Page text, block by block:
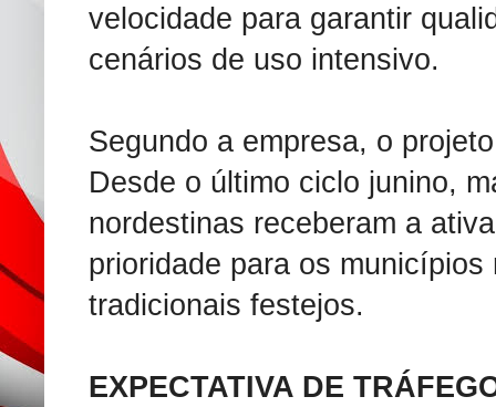
velocidade para garantir
cenários de uso intensivo.
Segundo a empresa, o
Desde o último ciclo junino,
nordestinas receberam a
prioridade para os
tradicionais festejos.
EXPECTATIVA DE